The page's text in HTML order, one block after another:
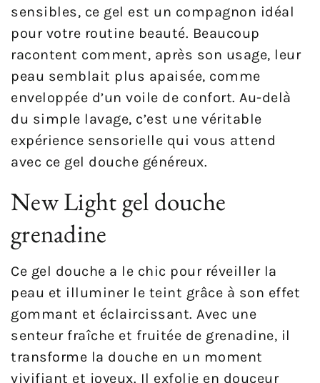
sensibles, ce gel est un compagnon idéal
pour votre routine beauté. Beaucoup
racontent comment, après son usage, leur
peau semblait plus apaisée, comme
enveloppée d’un voile de confort. Au-delà
du simple lavage, c’est une véritable
expérience sensorielle qui vous attend
avec ce gel douche généreux.
New Light gel douche
grenadine
Ce gel douche a le chic pour réveiller la
peau et illuminer le teint grâce à son effet
gommant et éclaircissant. Avec une
senteur fraîche et fruitée de grenadine, il
transforme la douche en un moment
vivifiant et joyeux. Il exfolie en douceur